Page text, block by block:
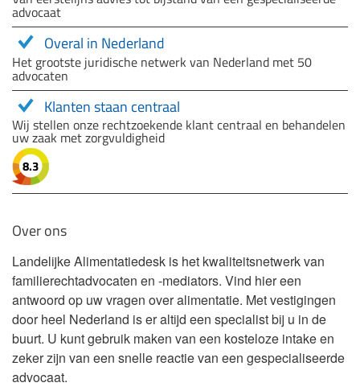
advocaat
Overal in Nederland
Het grootste juridische netwerk van Nederland met 50
advocaten
Klanten staan centraal
Wij stellen onze rechtzoekende klant centraal en behandelen
uw zaak met zorgvuldigheid
8.3
Over ons
Landelijke Alimentatiedesk is het kwaliteitsnetwerk van
familierechtadvocaten en -mediators. Vind hier een
antwoord op uw vragen over alimentatie. Met vestigingen
door heel Nederland is er altijd een specialist bij u in de
buurt. U kunt gebruik maken van een kosteloze intake en
zeker zijn van een snelle reactie van een gespecialiseerde
advocaat.